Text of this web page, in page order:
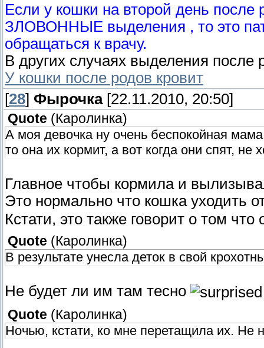
Если у кошки на второй день
ЗЛОВОННЫЕ выделения , то это
обращаться к врачу.
В других случаях выделения после
У кошки после родов кровит
[28] Фырочка[22.11.2010, 20:50]
Quote (Каролинка)
А моя девочка ну очень беспокойная
то она их кормит, а вот когда они спят, не
Главное чтобы кормила и
Это нормально что кошка уходить
Кстати, это также говорит о том что
Quote ( Каролинка)
В результате унесла деток в свой
Не будет ли им там тесно
Quote (Каролинка)
Ночью, кстати, ко мне перетащила их. Не